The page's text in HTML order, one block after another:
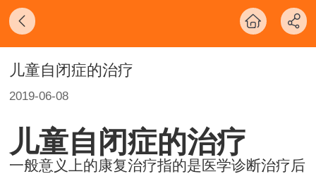
儿童自闭症的治疗
2019-06-08
儿童自闭症的治疗
一般意义上的康复治疗指的是医学诊断治疗后